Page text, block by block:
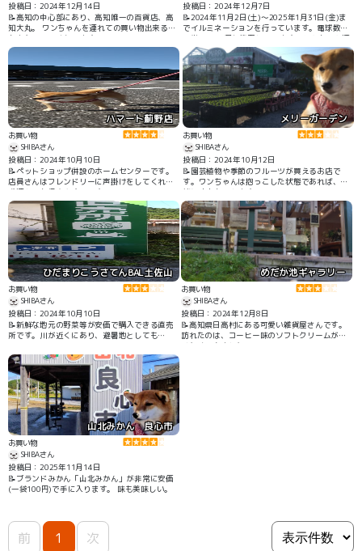
投稿日：2024年12月14日
📝高知の中心部にあり、高知唯一の百貨店、高
知大丸。 ワンちゃんを連れての買い物出来る所
も少ないので助かります。
投稿日：2024年12月7日
📝2024年11月2日(土)～2025年1月31日(金)ま
でイルミネーションを行っています。電球数は
圧巻の50万個を使用しています。わんちゃん連
れもオッケーです。
ハマート薊野店
お買い物
SHIBAさん
投稿日：2024年10月10日
📝ペットショップ併設のホームセンターです。
店員さんはフレンドリーに声掛けをしてくれ、
犬連れでも行きやすいです。
メリーガーデン
お買い物
SHIBAさん
投稿日：2024年10月12日
📝園芸植物や季節のフルーツが買えるお店で
す。ワンちゃんは抱っこした状態であれば、一
緒に店内も回れます。
ひだまりこうさてんBAL土佐山
お買い物
SHIBAさん
投稿日：2024年10月10日
📝新鮮な地元の野菜等が安価で購入できる直売
所です。川が近くにあり、避暑地としても
めだか池ギャラリー
お買い物
SHIBAさん
投稿日：2024年12月8日
📝高知県日高村にある可愛い雑貨屋さんです。
訪れたのは、コーヒー味のソフトクリームが食
べたくて来ました。
山北みかん 良心市
お買い物
SHIBAさん
投稿日：2025年11月14日
📝ブランドみかん「山北みかん」が非常に安価
(一袋100円)で手に入ります。 味も美味しい。
前 1 次